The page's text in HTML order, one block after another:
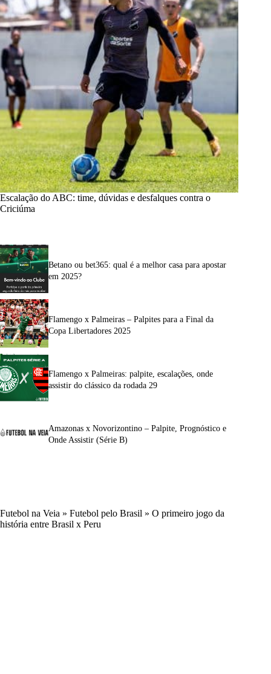
Escalação do ABC: time, dúvidas e desfalques contra o
Criciúma
Betano ou bet365: qual é a melhor casa para apostar
em 2025?
Flamengo x Palmeiras – Palpites para a Final da
Copa Libertadores 2025
Flamengo x Palmeiras: palpite, escalações, onde
assistir do clássico da rodada 29
Amazonas x Novorizontino – Palpite, Prognóstico e
Onde Assistir (Série B)
Futebol na Veia » Futebol pelo Brasil » O primeiro jogo da
história entre Brasil x Peru